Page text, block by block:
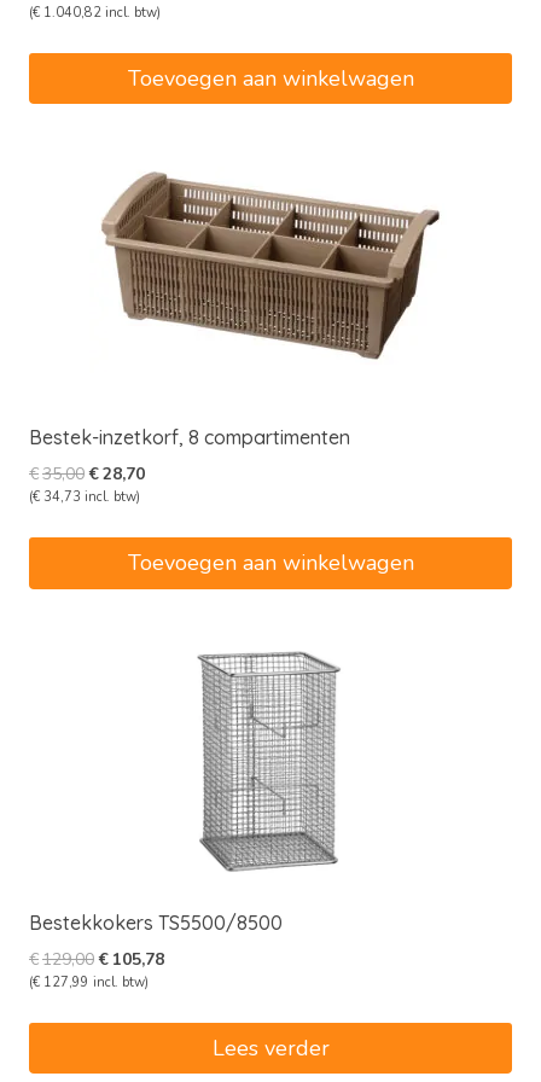
prijs
€1.049,00.
(€ 1.040,82 incl. btw)
Toevoegen aan winkelwagen
Bestek-inzetkorf, 8 compartimenten
€35,00Oorspronkelijke
prijs
€35,00.
€28,70Huidige
(€ 34,73 incl. btw)
Toevoegen aan winkelwagen
Bestekkokers TS5500/8500
€129,00Oorspronkelijke
prijs
€ 105,78Huidige
(€ 127,99 incl. btw)
Lees verder